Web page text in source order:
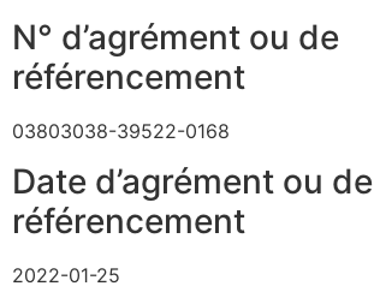
N° d’agrément ou de
référencement
03803038-39522-0168
Date d’agrément ou de
référencement
2022-01-25